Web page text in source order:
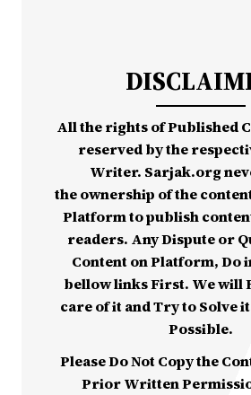
All the rights of Published
reserved by the
Writer. Sarjak.org
the ownership of the
Platform to publish
readers. Any Dispute or
Content on Platform, Do
bellow links First. We will
care of it and Try to Solve it
Possible.
Please Do Not Copy the
Prior Written